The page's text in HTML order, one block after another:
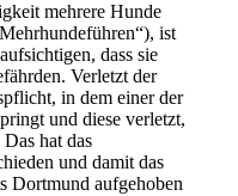
mehrere Hunde
ist
dass sie
Verletzt der
in dem einer der
und diese verletzt,
hat das
und damit das
Dortmund aufgehoben